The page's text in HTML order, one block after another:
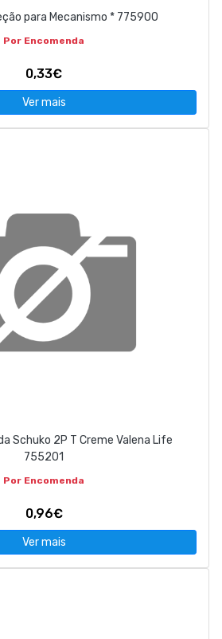
para Mecanismo * 775900
Por Encomenda
0,33€
Ver mais
Schuko 2P T Creme Valena Life
755201
Por Encomenda
0,96€
Ver mais